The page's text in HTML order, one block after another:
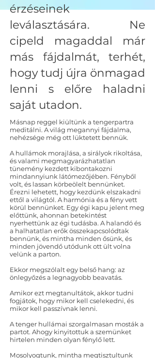
érzéseinek
leválasztására. Ne
cipeld magaddal már
más fájdalmát, terhét,
hogy tudj újra önmagad
lenni s előre haladni
saját utadon.
Másnap reggel kiültünk a tengerpartra
meditálni. A világ megannyi fájdalma,
nehézsége még ott lüktetett bennük.
A hullámok morajlása, a sirályok rikoltása,
és valami megmagyarázhatatlan
tünemény kezdett kibontakozni
mindannyiunk látómezőjében. Fényből
volt, és lassan körbeölelt bennünket.
Érezni lehetett, hogy kezdünk elszakadni
ettől a világtól. A harmónia és a fény vett
körül bennünket. Egy égi kapu jelent meg
előttünk, ahonnan betekintést
nyerhettünk az égi tudásba. A halandó és
a halhatatlan erők összekapcsolódtak
bennünk, és mintha minden ősünk, és
minden jövendő utódunk ott ült volna
velünk a parton.
Ekkor megszólalt egy belső hang: az
önlegyőzés a legnagyobb beavatás.
Amikor ezt megtanultátok, akkor tudni
fogjátok, hogy mikor kell cselekedni, és
mikor kell passzívnak lenni.
A tenger hullámai szorgalmasan mosták a
partot. Ahogy kinyitottuk a szemünket
hirtelen minden olyan fénylő lett.
Mosolyogtunk, mintha megtisztultunk